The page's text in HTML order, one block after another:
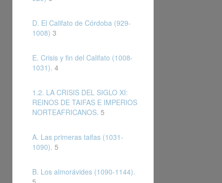
D. El Califato de Córdoba (929-
1008) 3
E. Crisis y fin del Califato (1008-
1031). 4
1.2. LA CRISIS DEL SIGLO XI:
REINOS DE TAIFAS E IMPERIOS
NORTEAFRICANOS. 5
A. Las primeras taifas (1031-
1090). 5
B. Los almorávides (1090-1144).